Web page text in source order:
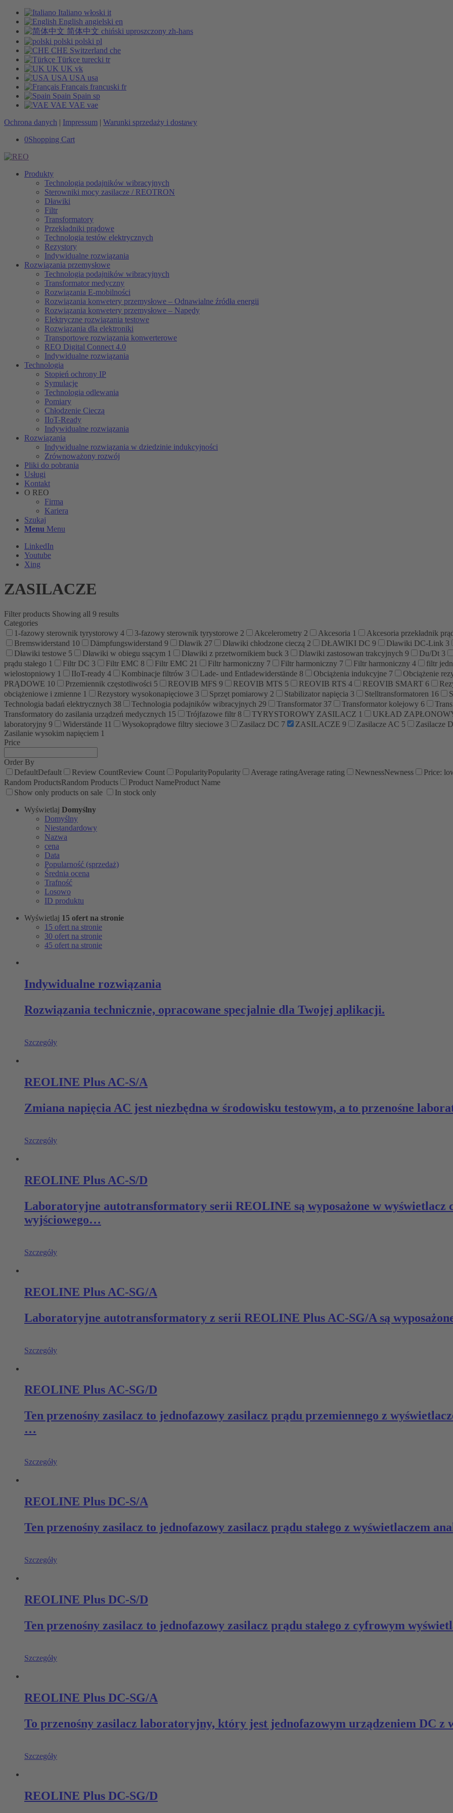
Italiano włoski it
English angielski en
简体中文 chiński uproszczony zh-hans
polski polski pl
CHE Switzerland che
Türkçe turecki tr
UK UK vk
USA USA usa
Français francuski fr
Spain Spain sp
VAE VAE vae
Ochrona danych | Impressum | Warunki sprzedaży i dostawy
0Shopping Cart
Produkty
Technologia podajników wibracyjnych
Sterowniki mocy zasilacze / REOTRON
Dławiki
Filtr
Transformatory
Przekładniki prądowe
Technologia testów elektrycznych
Rezystory
Indywidualne rozwiązania
Rozwiązania przemysłowe
Technologia podajników wibracyjnych
Transformator medyczny
Rozwiązania E-mobilności
Rozwiązania konwetery przemysłowe – Odnawialne źródła energii
Rozwiązania konwetery przemysłowe – Napędy
Elektryczne rozwiązania testowe
Rozwiązania dla elektroniki
Transportowe rozwiązania konwerterowe
REO Digital Connect 4.0
Indywidualne rozwiązania
Technologia
Stopień ochrony IP
Symulacje
Technologia odlewania
Pomiary
Chłodzenie Cieczą
IIoT-Ready
Indywidualne rozwiązania
Rozwiązania
Indywidualne rozwiązania w dziedzinie indukcyjności
Zrównoważony rozwój
Pliki do pobrania
Usługi
Kontakt
O REO
Firma
Kariera
Szukaj
Menu Menu
LinkedIn
Youtube
Xing
ZASILACZE
Filter products Showing all 9 results
Categories
1-fazowy sterownik tyrystorowy 4 3-fazowy sterownik tyrystorowe 2 Akcelerometry 2 Akcesoria 1 Akcesoria przekładnik
Bremswiderstand 10 Dämpfungswiderstand 9 Dławik 27 Dławiki chłodzone cieczą 2 DŁAWIKI DC 9 Dławiki DC-Link 3
Dławiki testowe 5 Dławiki w obiegu ssącym 1 Dławiki z przetwornikiem buck 3 Dlawiki zastosowan trakcyjnych 9 Du/Dt 3
prądu stałego 1 Filtr DC 3 Filtr EMC 8 Filtr EMC 21 Filtr harmoniczny 7 Filtr harmoniczny 7 Filtr harmoniczny 4 filtr
wielostopniowy 1 IIoT-ready 4 Kombinacje filtrów 3 Lade- und Entladewiderstände 8 Obciążenia indukcyjne 7 Obciążenie
PRĄDOWE 10 Przemiennik częstotliwości 5 REOVIB MFS 9 REOVIB MTS 5 REOVIB RTS 4 REOVIB SMART 6
obciążeniowe i zmienne 1 Rezystory wysokonapięciowe 3 Sprzęt pomiarowy 2 Stabilizator napięcia 3 Stelltransformatoren 16
Technologia badań elektrycznych 38 Technologia podajników wibracyjnych 29 Transformator 37 Transformator kolejowy 6
Transformatory do zasilania urządzeń medycznych 15 Trójfazowe filtr 8 TYRYSTOROWY ZASILACZ 1 UKŁAD
laboratoryjny 9 Widerstände 11 Wysokoprądowe filtry sieciowe 3 Zasilacz DC 7 ZASILACZE 9 Zasilacze AC 5 Zasilacze
Zasilanie wysokim napięciem 1
Price
Order By
DefaultDefault Review CountReview Count PopularityPopularity Average ratingAverage rating NewnessNewness Price:
Random ProductsRandom Products Product NameProduct Name
Show only products on sale
In stock only
Wyświetlaj Domyślny
Domyślny
Niestandardowy
Nazwa
cena
Data
Popularność (sprzedaż)
Średnia ocena
Trafność
Losowo
ID produktu
Wyświetlaj 15 ofert na stronie
15 ofert na stronie
30 ofert na stronie
45 ofert na stronie
Indywidualne rozwiązania
Rozwiązania technicznie, opracowane specjalnie dla Twojej aplikacji.
Szczegóły
REOLINE Plus AC-S/A
Zmiana napięcia AC jest niezbędna w środowisku testowym, a to przenośne
Szczegóły
REOLINE Plus AC-S/D
Laboratoryjne autotransformatory serii REOLINE są wyposażone w wyświetlacz
wyjściowego…
Szczegóły
REOLINE Plus AC-SG/A
Laboratoryjne autotransformatory z serii REOLINE Plus AC-SG/A są
Szczegóły
REOLINE Plus AC-SG/D
Ten przenośny zasilacz to jednofazowy zasilacz prądu przemiennego z
…
Szczegóły
REOLINE Plus DC-S/A
Ten przenośny zasilacz to jednofazowy zasilacz prądu stałego z wyświetlaczem
Szczegóły
REOLINE Plus DC-S/D
Ten przenośny zasilacz to jednofazowy zasilacz prądu stałego z cyfrowym
Szczegóły
REOLINE Plus DC-SG/A
To przenośny zasilacz laboratoryjny, który jest jednofazowym urządzeniem DC
Szczegóły
REOLINE Plus DC-SG/D